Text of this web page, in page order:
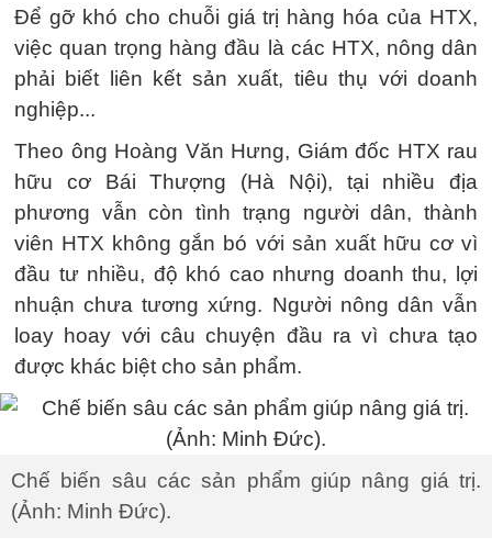
Để gỡ khó cho chuỗi giá trị hàng hóa của HTX,
việc quan trọng hàng đầu là các HTX, nông dân
phải biết liên kết sản xuất, tiêu thụ với doanh
nghiệp...
Theo ông Hoàng Văn Hưng, Giám đốc HTX rau
hữu cơ Bái Thượng (Hà Nội), tại nhiều địa
phương vẫn còn tình trạng người dân, thành
viên HTX không gắn bó với sản xuất hữu cơ vì
đầu tư nhiều, độ khó cao nhưng doanh thu, lợi
nhuận chưa tương xứng. Người nông dân vẫn
loay hoay với câu chuyện đầu ra vì chưa tạo
được khác biệt cho sản phẩm.
Chế biến sâu các sản phẩm giúp nâng giá trị.
(Ảnh: Minh Đức).